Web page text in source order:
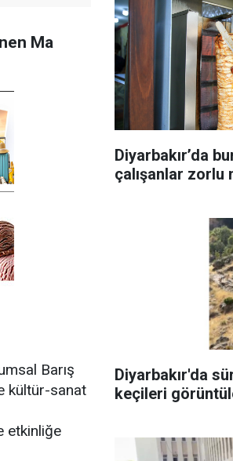
Ma
Barış
kültür-sanat
etkinliğe
Diyarbakır’da
çalışanlar zorlu
Diyarbakır'da
keçileri